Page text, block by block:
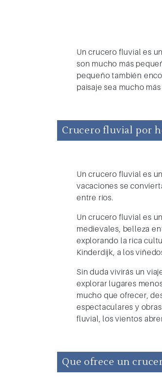
Uncrucero fluviales
son mucho más
pequeño también
paisaje sea mucho
Crucero fluvial por
Un crucero fluvial es
vacaciones se
entre ríos.
Un crucero fluvial es
medievales, belleza
explorando la rica
Kinderdijk, a los
Sin duda vivirás un
explorar lugares
mucho que ofrecer,
espectacularesy
fluvial, los vientos
Que ofrece un